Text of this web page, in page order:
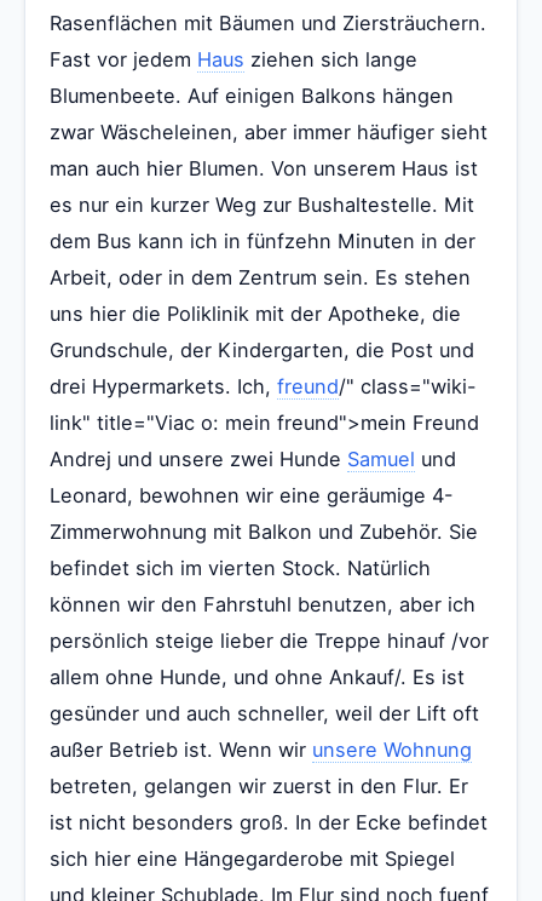
Rasenflächen mit Bäumen und Ziersträuchern.
Fast vor jedem Haus ziehen sich lange
Blumenbeete. Auf einigen Balkons hängen
zwar Wäscheleinen, aber immer häufiger sieht
man auch hier Blumen. Von unserem Haus ist
es nur ein kurzer Weg zur Bushaltestelle. Mit
dem Bus kann ich in fünfzehn Minuten in der
Arbeit, oder in dem Zentrum sein. Es stehen
uns hier die Poliklinik mit der Apotheke, die
Grundschule, der Kindergarten, die Post und
drei Hypermarkets. Ich, freund/" class="wiki-
link" title="Viac o: mein freund">mein Freund
Andrej und unsere zwei Hunde Samuel und
Leonard, bewohnen wir eine geräumige 4-
Zimmerwohnung mit Balkon und Zubehör. Sie
befindet sich im vierten Stock. Natürlich
können wir den Fahrstuhl benutzen, aber ich
persönlich steige lieber die Treppe hinauf /vor
allem ohne Hunde, und ohne Ankauf/. Es ist
gesünder und auch schneller, weil der Lift oft
außer Betrieb ist. Wenn wir unsere Wohnung
betreten, gelangen wir zuerst in den Flur. Er
ist nicht besonders groß. In der Ecke befindet
sich hier eine Hängegarderobe mit Spiegel
und kleiner Schublade. Im Flur sind noch fuenf